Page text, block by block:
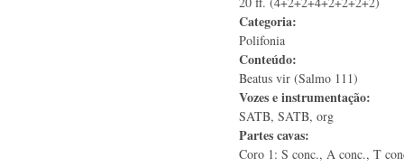
Categoria:
Polifonia
Conteúdo:
Beatus vir (Salmo 111)
Vozes e instrumentação:
SATB, SATB, org
Partes cavas:
Coro 1: S conc., A conc., T